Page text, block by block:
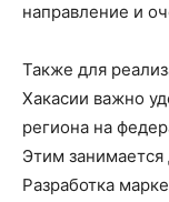
направление и
Также для
Хакасии важно
региона на
Этим занимается
Разработка